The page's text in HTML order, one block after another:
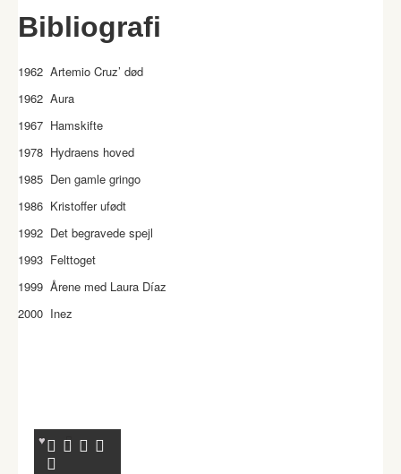
Bibliografi
1962 Artemio Cruz’ død
1962 Aura
1967 Hamskifte
1978 Hydraens hoved
1985 Den gamle gringo
1986 Kristoffer ufødt
1992 Det begravede spejl
1993 Felttoget
1999 Årene med Laura Díaz
2000 Inez